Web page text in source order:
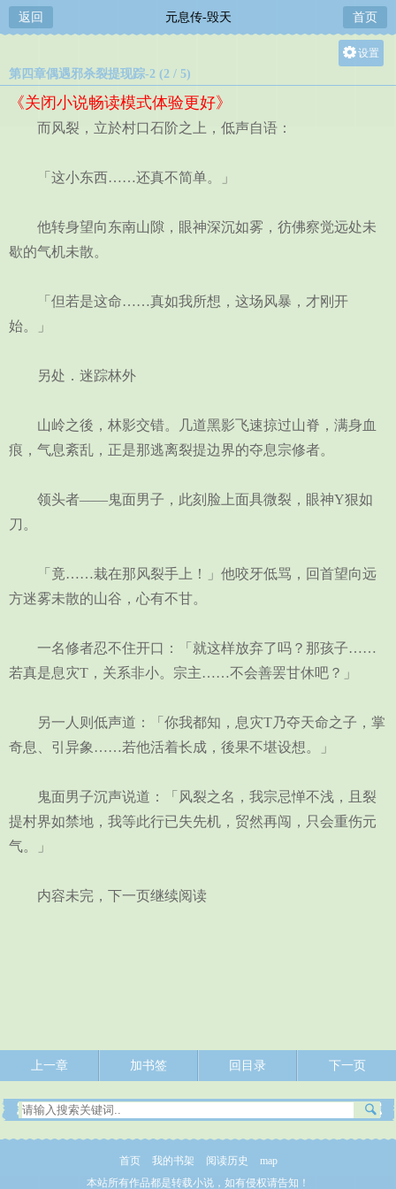
返回 元息传-毁天 首页
设置
第四章偶遇邪杀裂提现踪-2 (2 / 5)
《关闭小说畅读模式体验更好》
而风裂，立於村口石阶之上，低声自语：
「这小东西……还真不简单。」
他转身望向东南山隙，眼神深沉如雾，彷佛察觉远处未
歇的气机未散。
「但若是这命……真如我所想，这场风暴，才刚开
始。」
另处．迷踪林外
山岭之後，林影交错。几道黑影飞速掠过山脊，满身血
痕，气息紊乱，正是那逃离裂提边界的夺息宗修者。
领头者——鬼面男子，此刻脸上面具微裂，眼神Y狠如
刀。
「竟……栽在那风裂手上！」他咬牙低骂，回首望向远
方迷雾未散的山谷，心有不甘。
一名修者忍不住开口：「就这样放弃了吗？那孩子……
若真是息灾T，关系非小。宗主……不会善罢甘休吧？」
另一人则低声道：「你我都知，息灾T乃夺天命之子，掌
奇息、引异象……若他活着长成，後果不堪设想。」
鬼面男子沉声说道：「风裂之名，我宗忌惮不浅，且裂
提村界如禁地，我等此行已失先机，贸然再闯，只会重伤元
气。」
内容未完，下一页继续阅读
上一章 加书签 回目录 下一页
首页 我的书架 阅读历史
map
本站所有作品都是转载小说，如有侵权请告知！